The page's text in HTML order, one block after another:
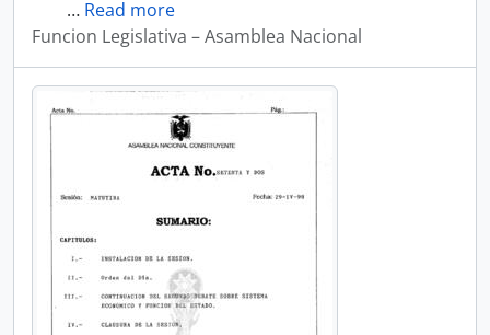
… Read more
Funcion Legislativa – Asamblea Nacional